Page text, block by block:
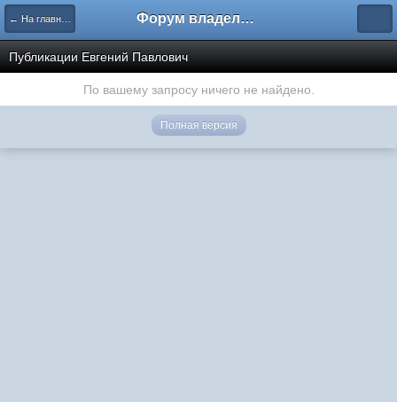
← На главную Форум владельцев интернет-магазинов
Публикации Евгений Павлович
По вашему запросу ничего не найдено.
Полная версия